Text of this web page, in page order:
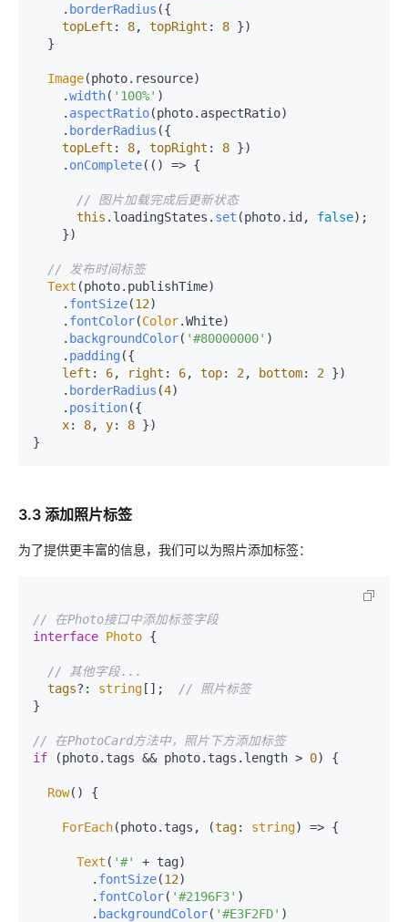
    .
borderRadius ({
topLeft : 8, topRight : 8 })
Image(photo. resource)
    .
width( '100%' )
    .
aspectRatio(photo. aspectRatio)
    .
borderRadius ({
topLeft : 8, topRight : 8 })
    .
onComplete( () => {
// 图片加载完成后更新状态
this . loadingStates . set (photo. id, false);
// 发布时间标签
Text (photo. publishTime)
    .
fontSize(12)
    .
fontColor(Color.White)
    .
backgroundColor( '#80000000' )
    .
padding ({
left : 6, right : 6, top: 2, bottom: 2 })
    .
borderRadius (4)
    .
position({
x: 8, y: 8 })
3.3 添加照片标签
为了提供更丰富的信息，我们可以为照片添加标签：
// 在Photo接口中添加标签字段
interface Photo {
// 其他字段...
tags?: string[];
// 照片标签
}
// 在PhotoCard方法中，照片下方添加标签
if (photo. tags && photo. tags . length > 0) {
Row() {
ForEach(photo. tags , (tag: string) => {
Text ( '#'
+ tag)
        .
fontSize(12)
        .
fontColor( '#2196F3' )
        .
backgroundColor( '#E3F2FD' )